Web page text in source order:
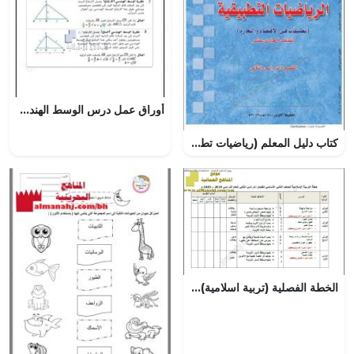
كتاب دليل المعلم (رياضيات تطبيقية) الحادي عشر
أوراق عمل درس الوسط الهندسي مع الحل, (رياضيات) العاشر العام
الخطة الفصلية (تربية اسلامية) الثاني